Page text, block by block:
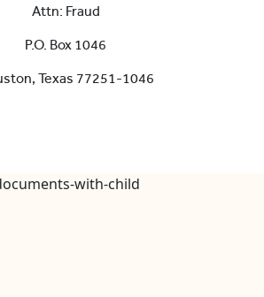
Attn: Fraud
P.O. Box 1046
Texas 77251-1046